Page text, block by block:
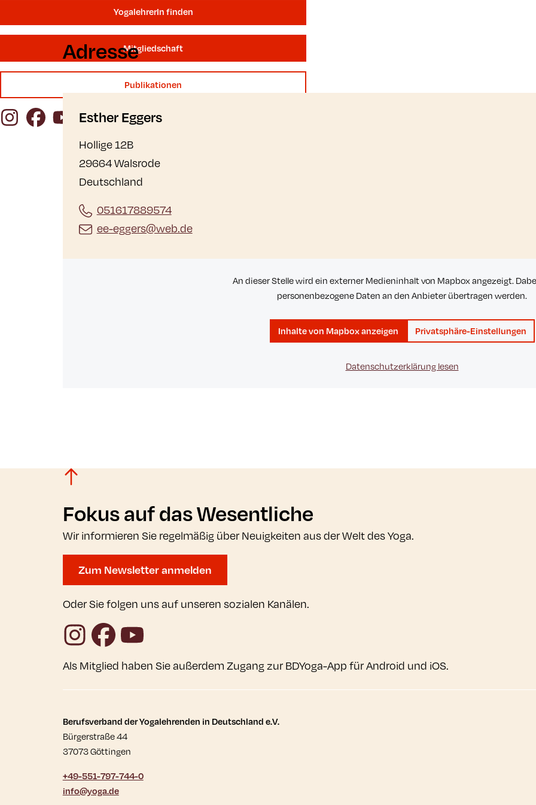
YogalehrerIn finden
Mitgliedschaft
Publikationen
InstagramFacebookYouTube
Adresse
Esther Eggers
Hollige 12B
29664 Walsrode
Deutschland
051617889574
ee-eggers@web.de
An dieser Stelle wird ein externer Medieninhalt von Mapbox angezeigt.
personenbezogene Daten an den Anbieter übertragen werden.
Inhalte von Mapbox anzeigen Privatsphäre-Einstellungen
Datenschutzerklärung lesen
Fokus auf das Wesentliche
Wir informieren Sie regelmäßig über Neuigkeiten aus der Welt des Yoga.
Zum Newsletter anmelden
Oder Sie folgen uns auf unseren sozialen Kanälen.
InstagramFacebook
YouTube
Als Mitglied haben Sie außerdem Zugang zur BDYoga-App für Android und iOS.
Kontaktdaten und weitere Links
Berufsverband der Yogalehrenden in Deutschland e.V.
Bürgerstraße 44
37073 Göttingen
+49-551-797-744-0
info@yoga.de